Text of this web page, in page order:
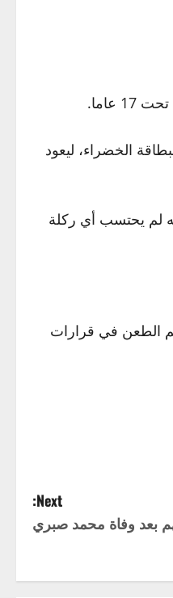
الكاس البطاقة الخضراء، ليعود
لم يحتسب أي ركلة
الذي يمكنهم الطعن في قرارات
Next:
بعد وفاة محمد صبري